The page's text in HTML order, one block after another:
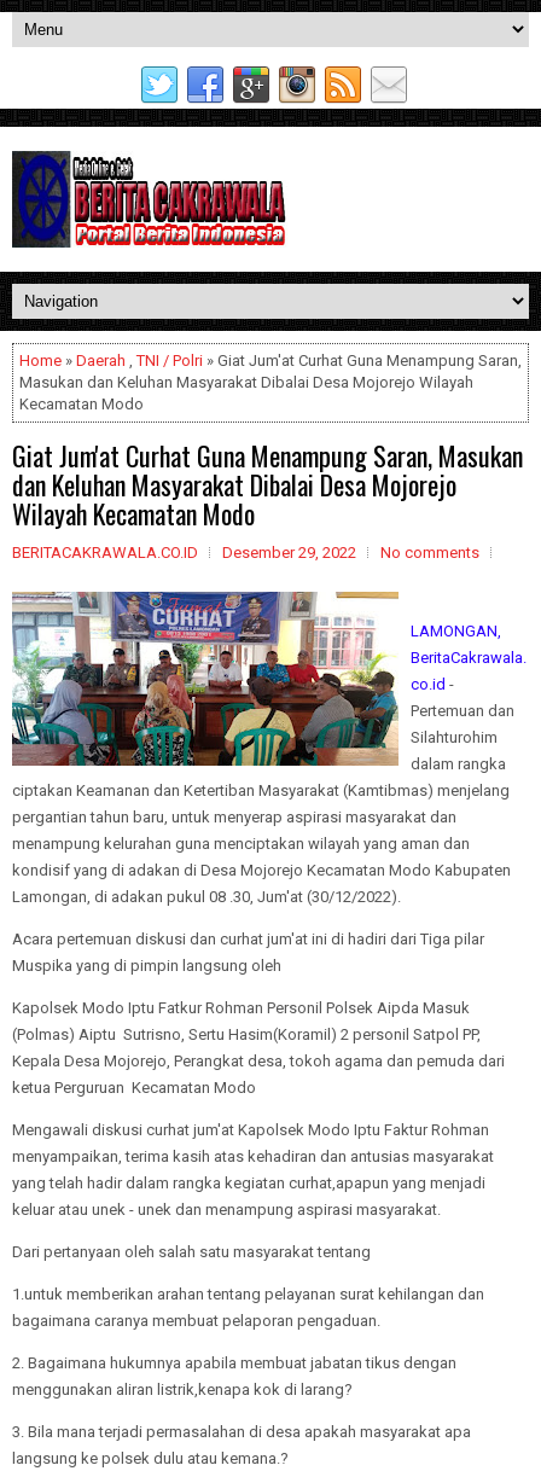
Home » Daerah ,TNI / Polri » Giat Jum'at Curhat Guna Menampung Saran,
Masukan dan Keluhan Masyarakat Dibalai Desa Mojorejo Wilayah
Kecamatan Modo
Giat Jum'at Curhat Guna Menampung Saran, Masukan
dan Keluhan Masyarakat Dibalai Desa Mojorejo
Wilayah Kecamatan Modo
BERITACAKRAWALA.CO.ID Desember 29, 2022 No comments
LAMONGAN,
BeritaCakrawala.
co.id -
Pertemuan dan
Silahturohim
dalam rangka
ciptakan Keamanan dan Ketertiban Masyarakat (Kamtibmas) menjelang
pergantian tahun baru, untuk menyerap aspirasi masyarakat dan
menampung kelurahan guna menciptakan wilayah yang aman dan
kondisif yang di adakan di Desa Mojorejo Kecamatan Modo Kabupaten
Lamongan, di adakan pukul 08 .30, Jum'at (30/12/2022).
Acara pertemuan diskusi dan curhat jum'at ini di hadiri dari Tiga pilar
Muspika yang di pimpin langsung oleh
Kapolsek Modo Iptu Fatkur Rohman Personil Polsek Aipda Masuk
(Polmas) Aiptu Sutrisno, Sertu Hasim(Koramil) 2 personil Satpol PP,
Kepala Desa Mojorejo, Perangkat desa, tokoh agama dan pemuda dari
ketua Perguruan Kecamatan Modo
Mengawali diskusi curhat jum'at Kapolsek Modo Iptu Faktur Rohman
menyampaikan, terima kasih atas kehadiran dan antusias masyarakat
yang telah hadir dalam rangka kegiatan curhat,apapun yang menjadi
keluar atau unek - unek dan menampung aspirasi masyarakat.
Dari pertanyaan oleh salah satu masyarakat tentang
1.untuk memberikan arahan tentang pelayanan surat kehilangan dan
bagaimana caranya membuat pelaporan pengaduan.
2. Bagaimana hukumnya apabila membuat jabatan tikus dengan
menggunakan aliran listrik,kenapa kok di larang?
3. Bila mana terjadi permasalahan di desa apakah masyarakat apa
langsung ke polsek dulu atau kemana.?